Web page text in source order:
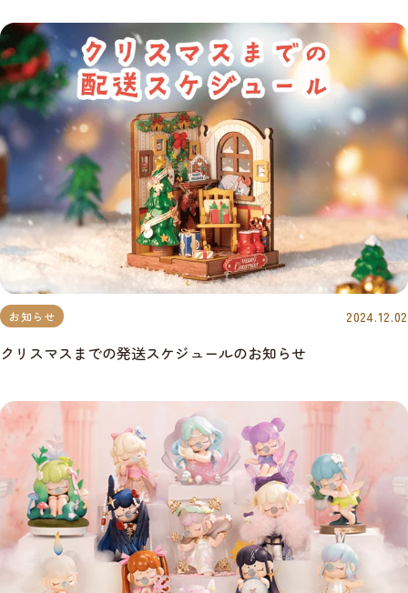
お知らせ 2024.12.02
クリスマスまでの発送スケジュールのお知らせ